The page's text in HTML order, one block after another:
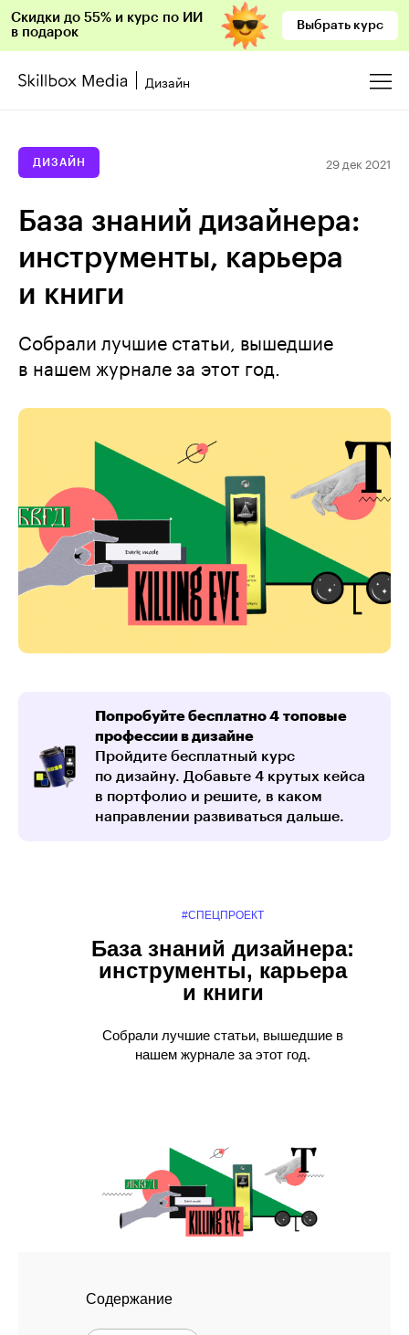
Скидки до 55% и курс по ИИ
в подарок
Выбрать курс
Дизайн
ДИЗАЙН 29 дек 2021
База знаний дизайнера:
инструменты, карьера
и книги
Собрали лучшие статьи, вышедшие
в нашем журнале за этот год.
Попробуйте бесплатно 4 топовые
профессии в дизайне
Пройдите бесплатный курс
по дизайну. Добавьте 4 крутых кейса
в портфолио и решите, в каком
направлении развиваться дальше.
База знаний дизайнера:
инструменты, карьера
и книги
Собрали лучшие статьи, вышедшие в
нашем журнале за этот год.
#СПЕЦПРОЕКТ
Содержание